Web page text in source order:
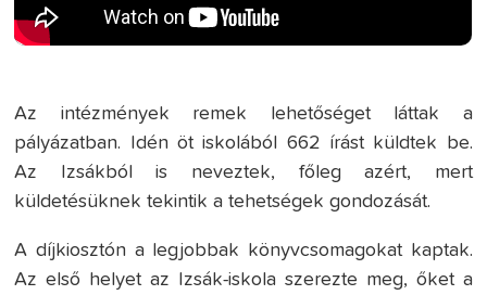
Az intézmények remek lehetőséget láttak a
pályázatban. Idén öt iskolából 662 írást küldtek be.
Az Izsákból is neveztek, főleg azért, mert
küldetésüknek tekintik a tehetségek gondozását.
A díjkiosztón a legjobbak könyvcsomagokat kaptak.
Az első helyet az Izsák-iskola szerezte meg, őket a